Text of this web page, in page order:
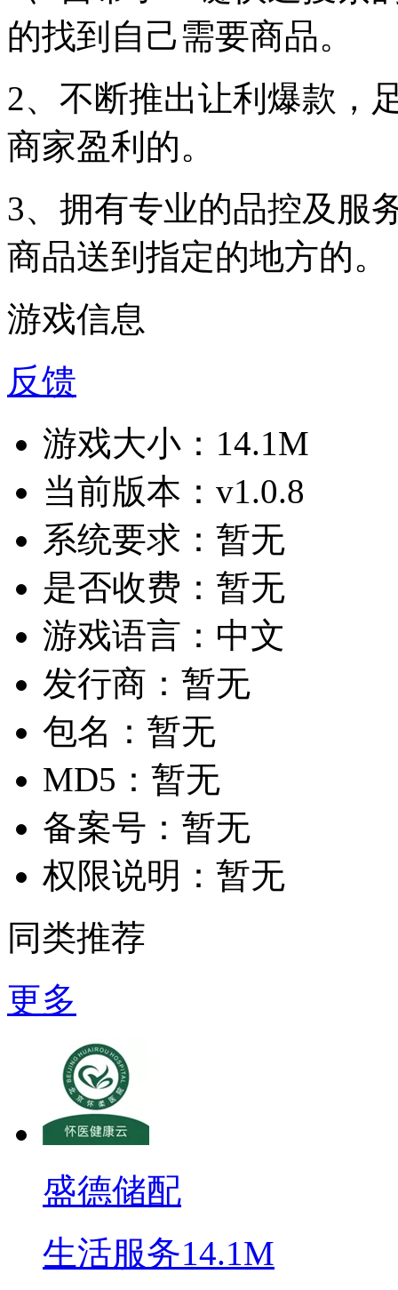
的找到自己需要商品。
2、不断推出让利爆款，
商家盈利的。
3、拥有专业的品控及服
商品送到指定的地方的。
游戏信息
反馈
游戏大小： 14.1M
当前版本： v1.0.8
系统要求： 暂无
是否收费： 暂无
游戏语言： 中文
发行商： 暂无
包名： 暂无
MD5： 暂无
备案号： 暂无
权限说明： 暂无
同类推荐
更多
盛德储配
生活服务14.1M